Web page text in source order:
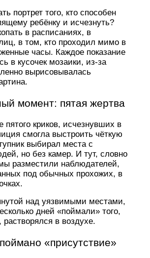
портрет того, кто способен
ребёнку и исчезнуть?
в расписаниях, в
в том, кто проходил мимо в
часы. Каждое показание
в кусочек мозаики, из‑за
вырисовывалась
момент: пятая жертва
пятого криков, исчезнувших в
смогла выстроить чёткую
выбирал места с
но без камер. И тут, словно
разместили наблюдателей,
под обычных прохожих, в
над уязвимыми местами,
дней «поймали» того,
растворялся в воздухе.
«присутствие»